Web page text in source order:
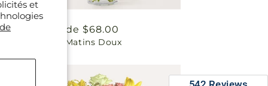
et
habituel
À partir de $68.00
Bouquet Matins Doux